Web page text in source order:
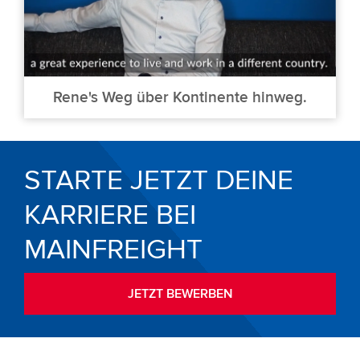
Rene's Weg über Kontinente hinweg.
STARTE JETZT DEINE
KARRIERE BEI
MAINFREIGHT
JETZT BEWERBEN